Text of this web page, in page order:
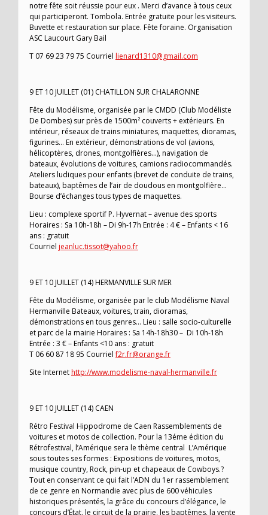
notre fête soit réussie pour eux . Merci d’avance à tous ceux
qui participeront. Tombola. Entrée gratuite pour les visiteurs.
Buvette et restauration sur place. Fête foraine. Organisation
ASC Laucourt Gary Bail
T 07 69 23 79 75 Courriel lienard1310@gmail.com
9 ET 10 JUILLET (01) CHATILLON SUR CHALARONNE
Fête du Modélisme, organisée par le CMDD (Club Modéliste
De Dombes) sur près de 1500m² couverts + extérieurs. En
intérieur, réseaux de trains miniatures, maquettes, dioramas,
figurines… En extérieur, démonstrations de vol (avions,
hélicoptères, drones, montgolfières…), navigation de
bateaux, évolutions de voitures, camions radiocommandés.
Ateliers ludiques pour enfants (brevet de conduite de trains,
bateaux), baptêmes de l’air de doudous en montgolfière…
Bourse d’échanges tous types de maquettes.
Lieu : complexe sportif P. Hyvernat – avenue des sports
Horaires : Sa 10h-18h – Di 9h-17h Entrée : 4 € – Enfants < 16
ans : gratuit
Courriel jeanluc.tissot@yahoo.fr
9 ET 10 JUILLET (14) HERMANVILLE SUR MER
Fête du Modélisme, organisée par le club Modélisme Naval
Hermanville Bateaux, voitures, train, dioramas,
démonstrations en tous genres… Lieu : salle socio-culturelle
et parc de la mairie Horaires : Sa 14h-18h30 – Di 10h-18h
Entrée : 3 € – Enfants <10 ans : gratuit
T 06 60 87 18 95 Courrielf2r.fr@orange.fr
Site Internethttp://www.modelisme-naval-hermanville.fr
9 ET 10 JUILLET (14) CAEN
Rétro Festival Hippodrome de Caen Rassemblements de
voitures et motos de collection. Pour la 13éme édition du
Rétrofestival, l’Amérique sera le thème central L’Amérique
sous toutes ses formes : Expositions de voitures, motos,
musique country, Rock, pin-up et chapeaux de Cowboys.?
Tout en conservant ce qui fait l’ADN du 1er rassemblement
de ce genre en Normandie avec plus de 600 véhicules
historiques présentés, la grâce du concours d’élégance, le
concours d’État, le circuit de la prairie, les baptêmes, la vente